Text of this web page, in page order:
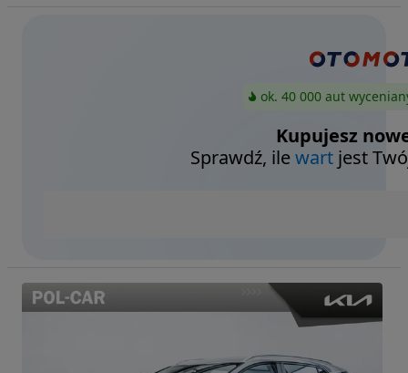
ok. 40 000 aut
Kupujesz
Sprawdź, ilewart jest